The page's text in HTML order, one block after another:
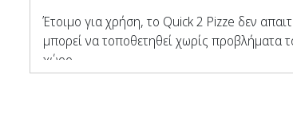
Έτοιμο για χρήση, το Quick 2 Pizze δεν
μπορεί να τοποθετηθεί χωρίς προβλήματα
χώρο.